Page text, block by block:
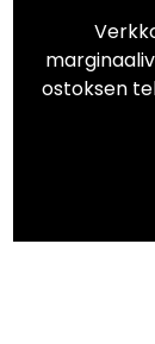
ostoksen